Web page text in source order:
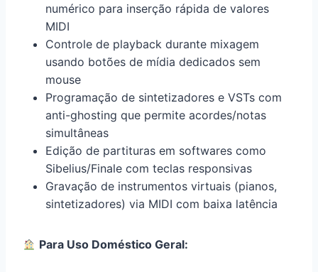
numérico para inserção rápida de valores
MIDI
Controle de playback durante mixagem
usando botões de mídia dedicados sem
mouse
Programação de sintetizadores e VSTs com
anti-ghosting que permite acordes/notas
simultâneas
Edição de partituras em softwares como
Sibelius/Finale com teclas responsivas
Gravação de instrumentos virtuais (pianos,
sintetizadores) via MIDI com baixa latência
Para Uso Doméstico Geral: